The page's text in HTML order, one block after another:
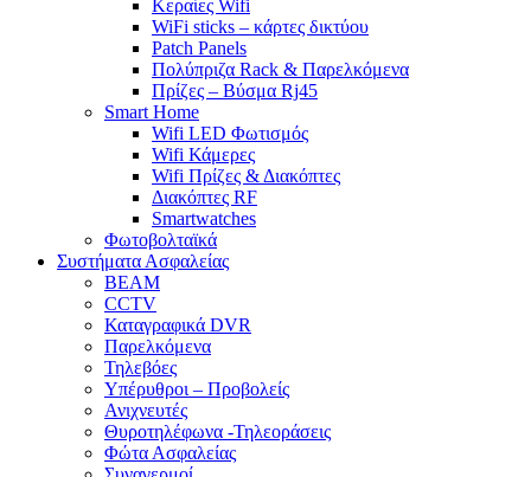
Κεραίες Wifi
WiFi sticks – κάρτες δικτύου
Patch Panels
Πολύπριζα Rack & Παρελκόμενα
Πρίζες – Βύσμα Rj45
Smart Home
Wifi LED Φωτισμός
Wifi Κάμερες
Wifi Πρίζες & Διακόπτες
Διακόπτες RF
Smartwatches
Φωτοβολταϊκά
Συστήματα Ασφαλείας
BEAM
CCTV
Καταγραφικά DVR
Παρελκόμενα
Τηλεβόες
Υπέρυθροι – Προβολείς
Ανιχνευτές
Θυροτηλέφωνα -Τηλεοράσεις
Φώτα Ασφαλείας